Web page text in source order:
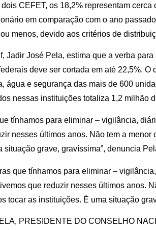
CEFET, os 18,2% representam
em comparação com o ano
menos, devido aos critérios de
Jadir José Pela, estima que a verba
deve ser cortada em até 22,5%. O
água e segurança das mais de 600
nessas instituições totaliza 1,2 milhão
tínhamos para eliminar – vigilância,
nesses últimos anos. Não tem a menor
situação grave, gravíssima”, denuncia
que tínhamos para eliminar –
que reduzir nesses últimos anos.
tocar as instituições. É uma situação
PRESIDENTE DO CONSELHO